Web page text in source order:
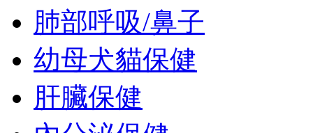
肺部呼吸/鼻子
幼母犬貓保健
肝臟保健